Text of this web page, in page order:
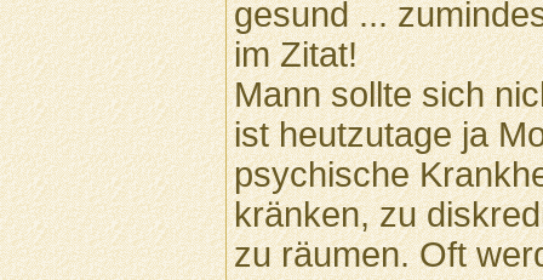
gesund ...
im Zitat!
Mann sollte sich
ist heutzutage ja
psychische
kränken, zu
zu räumen. Oft